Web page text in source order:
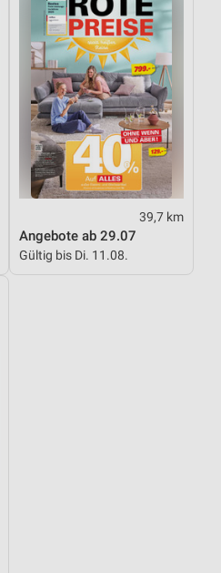
39,7 km
Angebote ab 29.07
Gültig bis Di. 11.08.